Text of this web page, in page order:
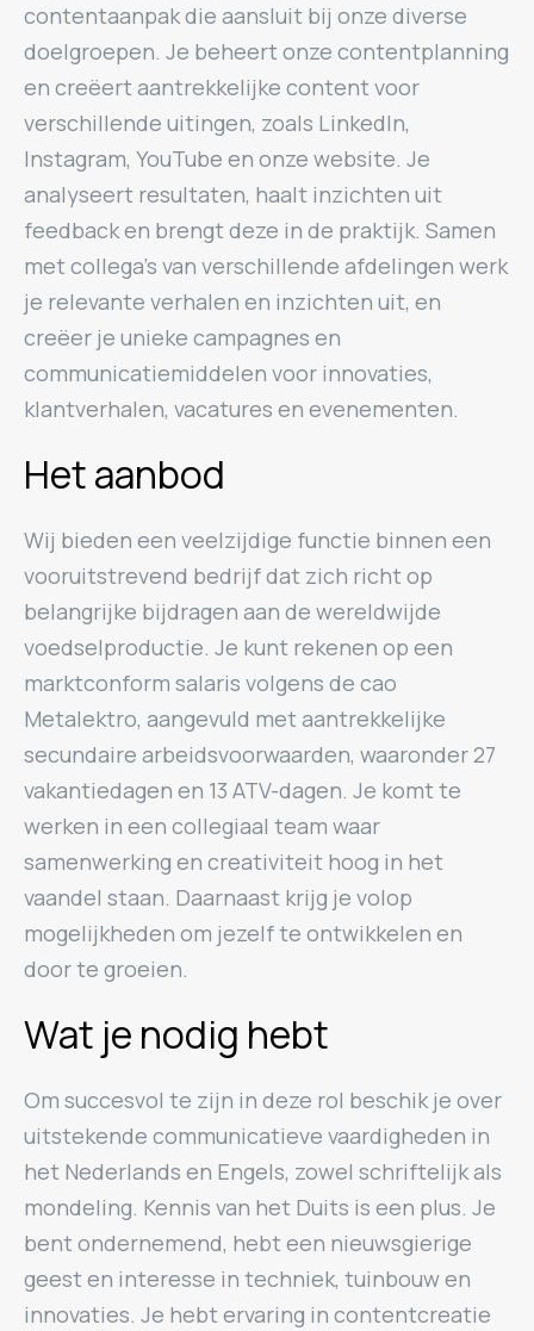
contentaanpak die aansluit bij onze diverse
doelgroepen. Je beheert onze contentplanning
en creëert aantrekkelijke content voor
verschillende uitingen, zoals LinkedIn,
Instagram, YouTube en onze website. Je
analyseert resultaten, haalt inzichten uit
feedback en brengt deze in de praktijk. Samen
met collega’s van verschillende afdelingen werk
je relevante verhalen en inzichten uit, en
creëer je unieke campagnes en
communicatiemiddelen voor innovaties,
klantverhalen, vacatures en evenementen.
Het aanbod
Wij bieden een veelzijdige functie binnen een
vooruitstrevend bedrijf dat zich richt op
belangrijke bijdragen aan de wereldwijde
voedselproductie. Je kunt rekenen op een
marktconform salaris volgens de cao
Metalektro, aangevuld met aantrekkelijke
secundaire arbeidsvoorwaarden, waaronder 27
vakantiedagen en 13 ATV-dagen. Je komt te
werken in een collegiaal team waar
samenwerking en creativiteit hoog in het
vaandel staan. Daarnaast krijg je volop
mogelijkheden om jezelf te ontwikkelen en
door te groeien.
Wat je nodig hebt
Om succesvol te zijn in deze rol beschik je over
uitstekende communicatieve vaardigheden in
het Nederlands en Engels, zowel schriftelijk als
mondeling. Kennis van het Duits is een plus. Je
bent ondernemend, hebt een nieuwsgierige
geest en interesse in techniek, tuinbouw en
innovaties. Je hebt ervaring in contentcreatie